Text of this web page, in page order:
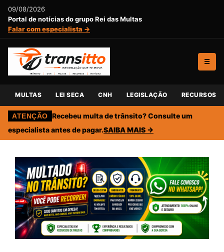
09/08/2026
Portal de notícias do grupo Rei das Multas
Falar com especialista →
☰
MULTAS LEI SECA CNH LEGISLAÇÃO RECURSOS
ATENÇÃO Recebeu multa de trânsito? Consulte um
especialista antes de pagar.SAIBA MAIS →